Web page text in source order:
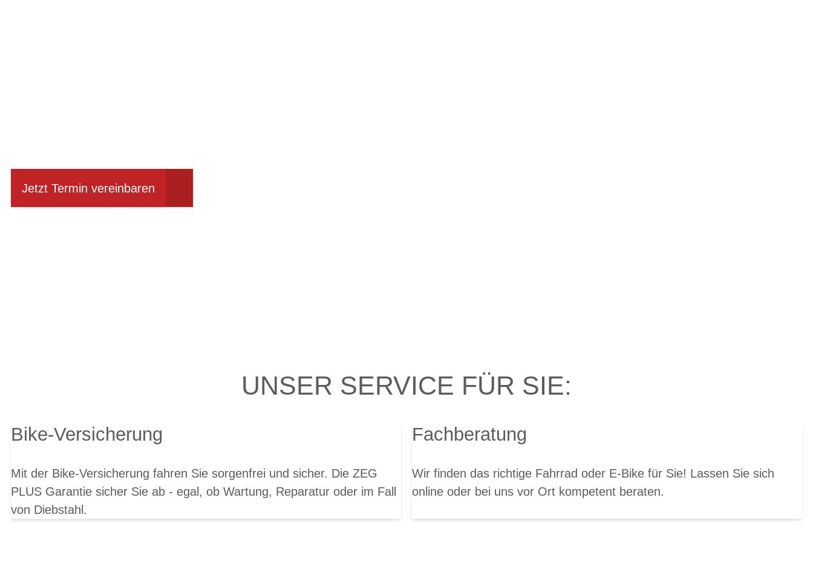
Jetzt Termin vereinbaren
UNSER SERVICE FÜR SIE:
Bike-Versicherung
Mit der Bike-Versicherung fahren Sie sorgenfrei und sicher. Die ZEG
PLUS Garantie sicher Sie ab - egal, ob Wartung, Reparatur oder im Fall
von Diebstahl.
Fachberatung
Wir finden das richtige Fahrrad oder E-Bike für Sie! Lassen Sie sich
online oder bei uns vor Ort kompetent beraten.